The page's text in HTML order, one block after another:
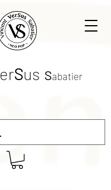
erSus Sabatier